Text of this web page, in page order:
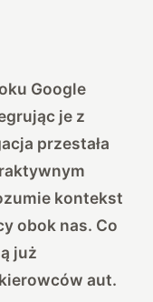
Google
je z
przestała
kontekst
obok nas. Co
już
aut.